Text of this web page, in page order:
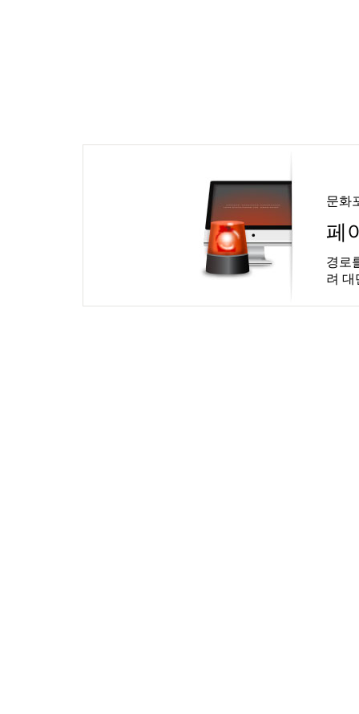
문화
페
경로
려 대